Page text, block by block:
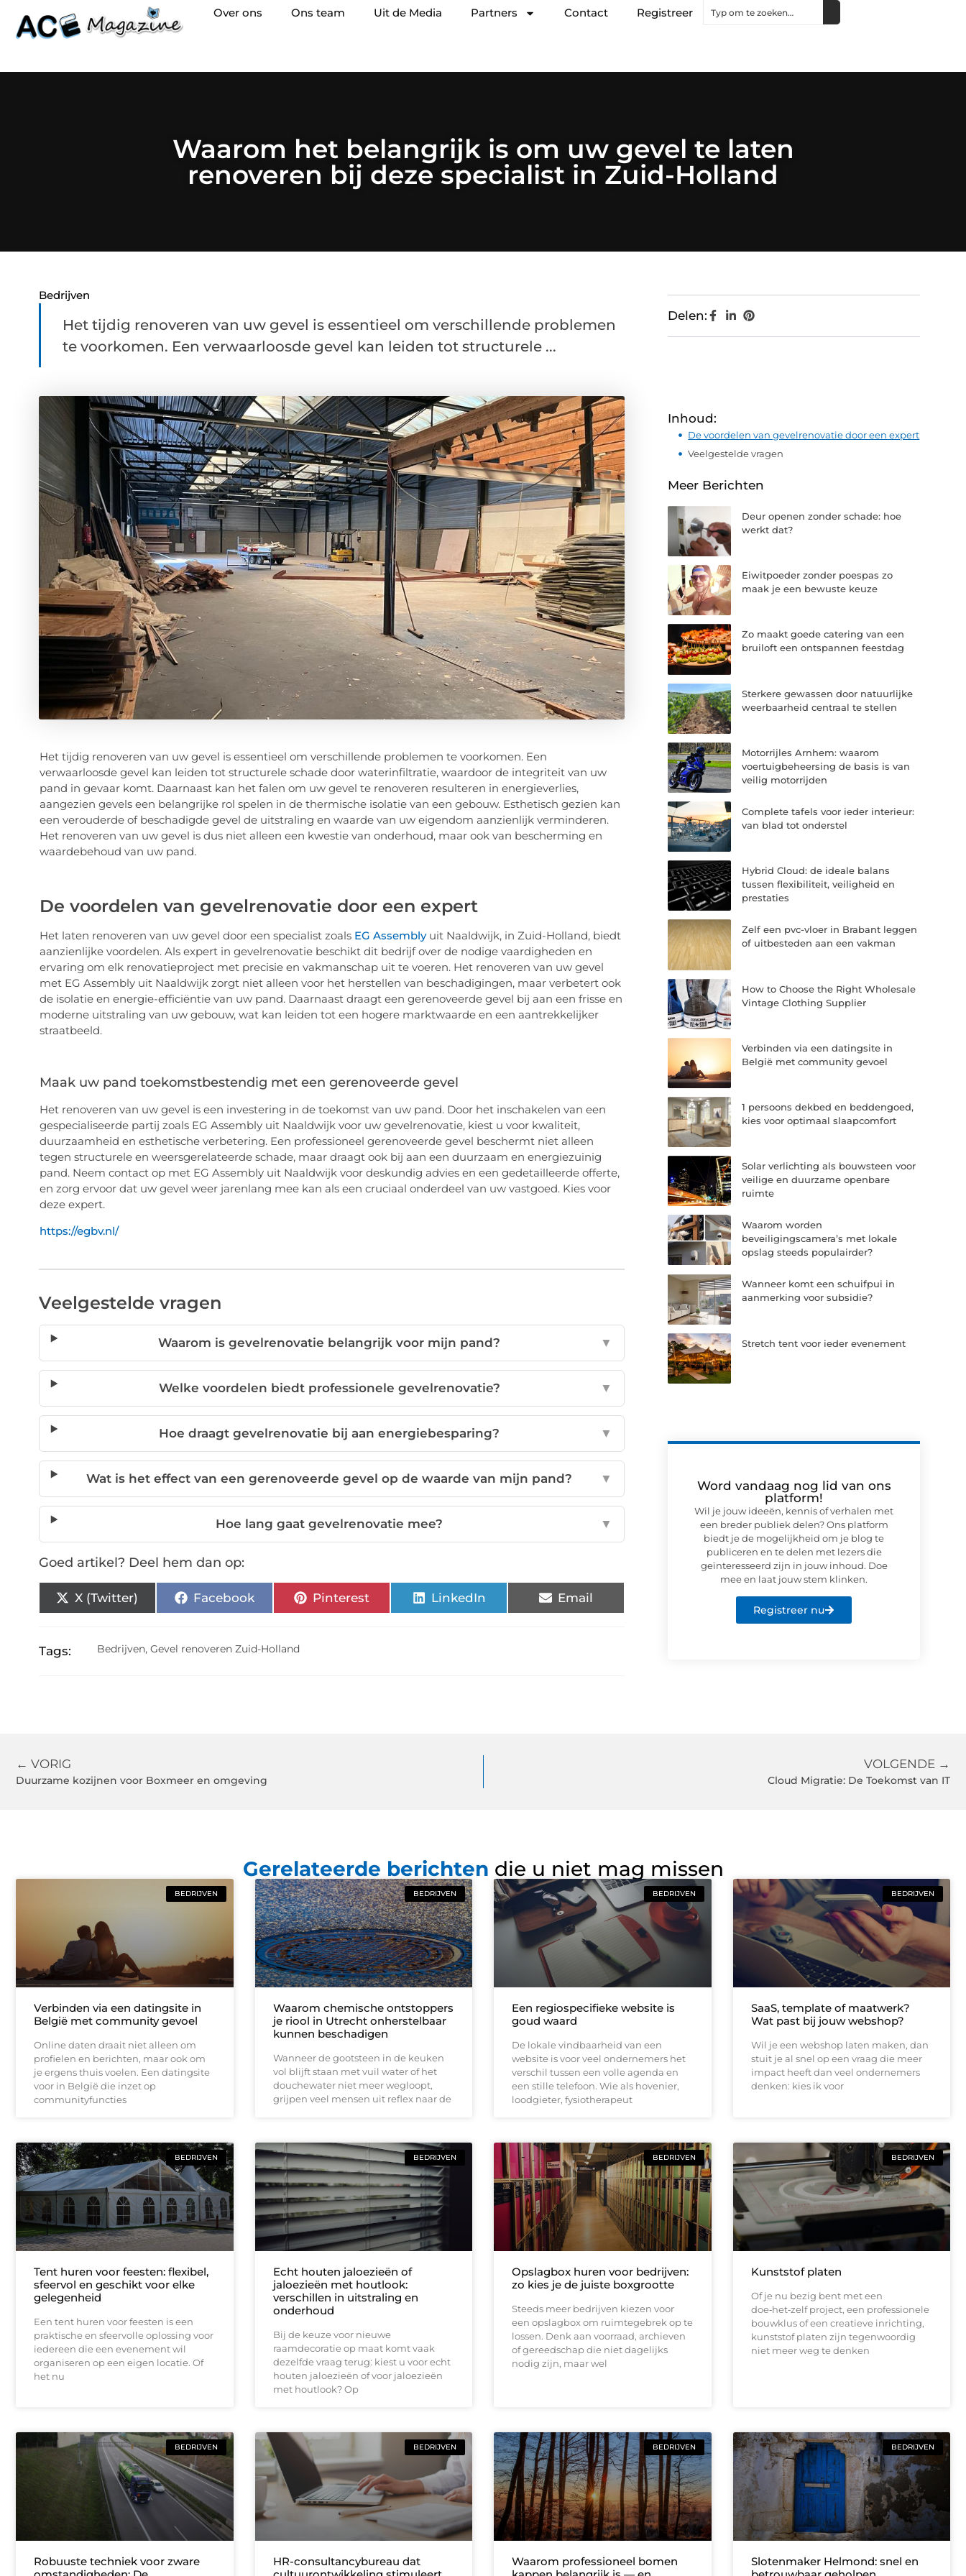
Over ons Ons team Uit de Media Partners Contact Registreer
Waarom het belangrijk is om uw gevel te laten
renoveren bij deze specialist in Zuid-Holland
Bedrijven
Het tijdig renoveren van uw gevel is essentieel om verschillende problemen
te voorkomen. Een verwaarloosde gevel kan leiden tot structurele ...
Het tijdig renoveren van uw gevel is essentieel om verschillende problemen te voorkomen. Een
verwaarloosde gevel kan leiden tot structurele schade door waterinfiltratie, waardoor de integriteit van uw
pand in gevaar komt. Daarnaast kan het falen om uw gevel te renoveren resulteren in energieverlies,
aangezien gevels een belangrijke rol spelen in de thermische isolatie van een gebouw. Esthetisch gezien kan
een verouderde of beschadigde gevel de uitstraling en waarde van uw eigendom aanzienlijk verminderen.
Het renoveren van uw gevel is dus niet alleen een kwestie van onderhoud, maar ook van bescherming en
waardebehoud van uw pand.
De voordelen van gevelrenovatie door een expert
Het laten renoveren van uw gevel door een specialist zoals EG Assemblyuit Naaldwijk, in Zuid-Holland, biedt
aanzienlijke voordelen. Als expert in gevelrenovatie beschikt dit bedrijf over de nodige vaardigheden en
ervaring om elk renovatieproject met precisie en vakmanschap uit te voeren. Het renoveren van uw gevel
met EG Assembly uit Naaldwijk zorgt niet alleen voor het herstellen van beschadigingen, maar verbetert ook
de isolatie en energie-efficiëntie van uw pand. Daarnaast draagt een gerenoveerde gevel bij aan een frisse en
moderne uitstraling van uw gebouw, wat kan leiden tot een hogere marktwaarde en een aantrekkelijker
straatbeeld.
Maak uw pand toekomstbestendig met een gerenoveerde gevel
Het renoveren van uw gevel is een investering in de toekomst van uw pand. Door het inschakelen van een
gespecialiseerde partij zoals EG Assembly uit Naaldwijk voor uw gevelrenovatie, kiest u voor kwaliteit,
duurzaamheid en esthetische verbetering. Een professioneel gerenoveerde gevel beschermt niet alleen
tegen structurele en weersgerelateerde schade, maar draagt ook bij aan een duurzaam en energiezuinig
pand. Neem contact op met EG Assembly uit Naaldwijk voor deskundig advies en een gedetailleerde offerte,
en zorg ervoor dat uw gevel weer jarenlang mee kan als een cruciaal onderdeel van uw vastgoed. Kies voor
deze expert.
https://egbv.nl/
Veelgestelde vragen
Waarom is gevelrenovatie belangrijk voor mijn pand? ▼
Welke voordelen biedt professionele gevelrenovatie? ▼
Hoe draagt gevelrenovatie bij aan energiebesparing? ▼
Wat is het effect van een gerenoveerde gevel op de waarde van mijn pand? ▼
Hoe lang gaat gevelrenovatie mee? ▼
Goed artikel? Deel hem dan op:
X (Twitter) Facebook Pinterest LinkedIn Email
Tags: Bedrijven,Gevel renoveren Zuid-Holland
Delen:
Inhoud:
De voordelen van gevelrenovatie door een expert
Veelgestelde vragen
Meer Berichten
Deur openen zonder schade: hoe
werkt dat?
Eiwitpoeder zonder poespas zo
maak je een bewuste keuze
Zo maakt goede catering van een
bruiloft een ontspannen feestdag
Sterkere gewassen door natuurlijke
weerbaarheid centraal te stellen
Motorrijles Arnhem: waarom
voertuigbeheersing de basis is van
veilig motorrijden
Complete tafels voor ieder interieur:
van blad tot onderstel
Hybrid Cloud: de ideale balans
tussen flexibiliteit, veiligheid en
prestaties
Zelf een pvc-vloer in Brabant leggen
of uitbesteden aan een vakman
How to Choose the Right Wholesale
Vintage Clothing Supplier
Verbinden via een datingsite in
België met community gevoel
1 persoons dekbed en beddengoed,
kies voor optimaal slaapcomfort
Solar verlichting als bouwsteen voor
veilige en duurzame openbare
ruimte
Waarom worden
beveiligingscamera’s met lokale
opslag steeds populairder?
Wanneer komt een schuifpui in
aanmerking voor subsidie?
Stretch tent voor ieder evenement
Word vandaag nog lid van ons
platform!
Wil je jouw ideeën, kennis of verhalen met
een breder publiek delen? Ons platform
biedt je de mogelijkheid om je blog te
publiceren en te delen met lezers die
geïnteresseerd zijn in jouw inhoud. Doe
mee en laat jouw stem klinken.
Registreer nu
← VORIG
Duurzame kozijnen voor Boxmeer en omgeving
VOLGENDE →
Cloud Migratie: De Toekomst van IT
Gerelateerde berichten die u niet mag missen
BEDRIJVEN
Verbinden via een datingsite in
België met community gevoel
Online daten draait niet alleen om
profielen en berichten, maar ook om
je ergens thuis voelen. Een datingsite
voor in België die inzet op
communityfuncties
BEDRIJVEN
Waarom chemische ontstoppers
je riool in Utrecht onherstelbaar
kunnen beschadigen
Wanneer de gootsteen in de keuken
vol blijft staan met vuil water of het
douchewater niet meer wegloopt,
grijpen veel mensen uit reflex naar de
BEDRIJVEN
Een regiospecifieke website is
goud waard
De lokale vindbaarheid van een
website is voor veel ondernemers het
verschil tussen een volle agenda en
een stille telefoon. Wie als hovenier,
loodgieter, fysiotherapeut
BEDRIJVEN
SaaS, template of maatwerk?
Wat past bij jouw webshop?
Wil je een webshop laten maken, dan
stuit je al snel op een vraag die meer
impact heeft dan veel ondernemers
denken: kies ik voor
BEDRIJVEN
Tent huren voor feesten: flexibel,
sfeervol en geschikt voor elke
gelegenheid
Een tent huren voor feesten is een
praktische en sfeervolle oplossing voor
iedereen die een evenement wil
organiseren op een eigen locatie. Of
het nu
BEDRIJVEN
Echt houten jaloezieën of
jaloezieën met houtlook:
verschillen in uitstraling en
onderhoud
Bij de keuze voor nieuwe
raamdecoratie op maat komt vaak
dezelfde vraag terug: kiest u voor echt
houten jaloezieën of voor jaloezieën
met houtlook? Op
BEDRIJVEN
Opslagbox huren voor bedrijven:
zo kies je de juiste boxgrootte
Steeds meer bedrijven kiezen voor
een opslagbox om ruimtegebrek op te
lossen. Denk aan voorraad, archieven
of gereedschap die niet dagelijks
nodig zijn, maar wel
BEDRIJVEN
Kunststof platen
Of je nu bezig bent met een
doe‑het‑zelf project, een professionele
bouwklus of een creatieve inrichting,
kunststof platen zijn tegenwoordig
niet meer weg te denken
BEDRIJVEN
Robuuste techniek voor zware
BEDRIJVEN
HR-consultancybureau dat
BEDRIJVEN
Waarom professioneel bomen
BEDRIJVEN
Slotenmaker Helmond: snel en